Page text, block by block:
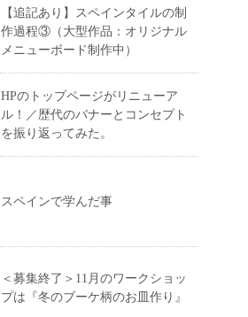
【追記あり】スペインタイルの制
作過程③（大型作品：オリジナル
メニューボード制作中）
HPのトップページがリニューア
ル！／歴代のバナーとコンセプト
を振り返ってみた。
スペインで学んだ事
＜募集終了＞11月のワークショッ
プは『冬のブーケ柄のお皿作り』